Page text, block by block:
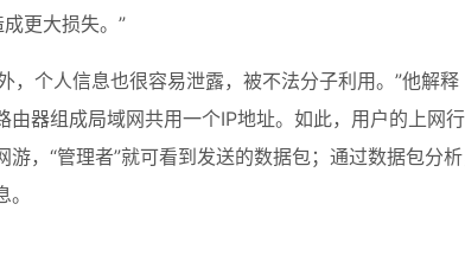
更大损失。”
，个人信息也很容易泄露，被不法分子利用。”他解释
器组成局域网共用一个IP地址。如此，用户的上网
，“管理者”就可看到发送的数据包；通过数据包分析